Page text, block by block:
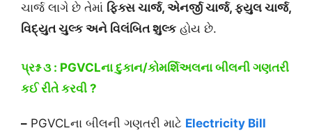
ચાર્જ લાગે છે તેમાં ફિક્સ ચાર્જ, એનર્જી ચાર્જ, ફયુલ ચાર્જ,
વિદ્યુત ચુલ્ક અને વિલંબિત શુલ્ક હોય છે.
પ્રશ્ન ૩ : PGVCLનાદુકાન/કોમર્શિઅલનાબીલની ગણતરી
કઈ રીતે કરવી ?
– PGVCLના બીલની ગણતરી માટે Electricity Bill